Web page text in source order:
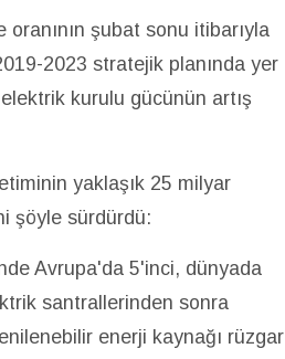
şubat sonu itibarıyla
2023 stratejik planında yer
kurulu gücünün artış
yaklaşık 25 milyar
şöyle sürdürdü:
Avrupa'da 5'inci, dünyada
santrallerinden sonra
enerji kaynağı rüzgar